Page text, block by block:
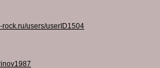
rock.ru/users/userID1504